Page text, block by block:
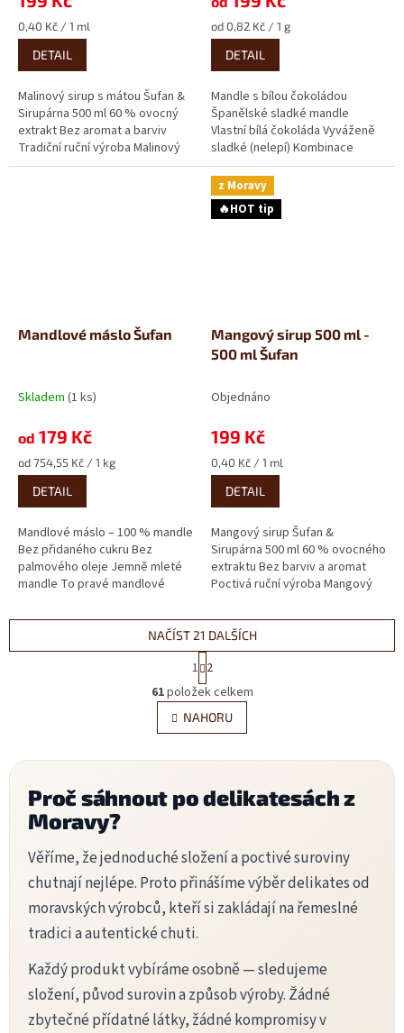
Měrná
cena:
0,40 Kč / 1 ml
DETAIL
Malinový sirup s mátou Šufan &
Sirupárna 500 ml 60 % ovocný
extrakt Bez aromat a barviv
Tradiční ruční výroba Malinový
sirup s mátou chutná...
Měrná
cena:
od 0,82 Kč / 1 g
DETAIL
Mandle s bílou čokoládou
Španělské sladké mandle
Vlastní bílá čokoláda Vyváženě
sladké (nelepí) Kombinace
přirozeně sladkých španělských
mandlí...
Mandlové máslo Šufan
Skladem (1 ks)
od 179 Kč
Měrná
cena:
od 754,55 Kč / 1 kg
DETAIL
Mandlové máslo – 100 % mandle
Bez přidaného cukru Bez
palmového oleje Jemně mleté
mandle To pravé mandlové
z Moravy
🔥HOT tip
Mangový sirup 500 ml -
500 ml Šufan
Objednáno
199 Kč
Měrná
cena:
0,40 Kč / 1 ml
DETAIL
Mangový sirup Šufan &
Sirupárna 500 ml 60 % ovocného
extraktu Bez barviv a aromat
Poctivá ruční výroba Mangový
O
v
l
á
í
v
y
v
s
u
NAČÍST 21 DALŠÍCH
t
r
á
n
k
n
1 2
61položek celkem
NAHORU
Proč sáhnout po delikatesách z
Moravy?
Věříme, že jednoduché složení a poctivé suroviny
chutnají nejlépe. Proto přinášíme výběr delikates od
moravských výrobců, kteří si zakládají na řemeslné
tradici a autentické chuti.
Každý produkt vybíráme osobně — sledujeme
složení, původ surovin a způsob výroby. Žádné
zbytečné přídatné látky, žádné kompromisy v